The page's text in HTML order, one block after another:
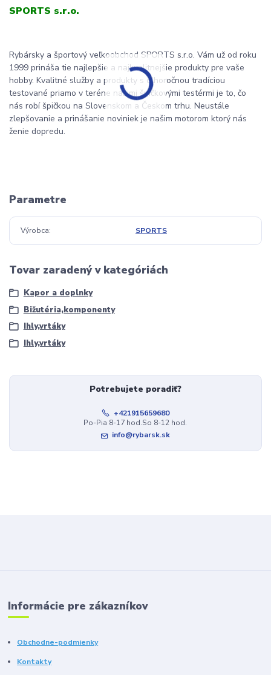
SPORTS s.r.o.
Rybársky a športový veľkoobchod SPORTS s.r.o. Vám už od roku
1999 prináša tie najlepšie a najkvalitnejšie produkty pre vaše
hobby. Kvalitné služby a produkty s dlhoročnou tradíciou
testované priamo v teréne našimi špičkovými testérmi je to, čo
nás robí špičkou na Slovenskom a Českom trhu. Neustále
zlepšovanie a prinášanie noviniek je našim motorom ktorý nás
ženie dopredu.
Parametre
Výrobca SPORTS
Tovar zaradený v kategóriách
Kapor a doplnky
Bižutéria,komponenty
Ihly,vrtáky
Ihly,vrtáky
Potrebujete poradiť?
+421915659680
Po-Pia 8-17 hod.So 8-12 hod.
info@rybarsk.sk
Informácie pre zákazníkov
Obchodne-podmienky
Kontakty